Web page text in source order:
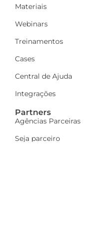
Materiais
Webinars
Treinamentos
Cases
Central de Ajuda
Integrações
Partners
Agências Parceiras
Seja parceiro